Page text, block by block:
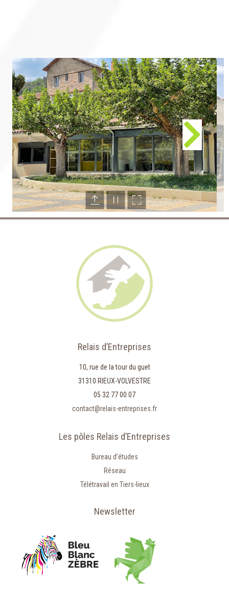
Relais d’Entreprises
10, rue de la tour du guet
31310 RIEUX-VOLVESTRE
05 32 77 00 07
contact@relais-entreprises.fr
Les pôles Relais d’Entreprises
Bureau d’études
Réseau
Télétravail en Tiers-lieux
Newsletter